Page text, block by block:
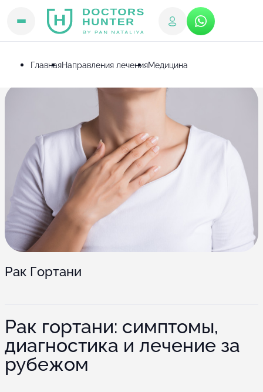
ГлавнаяНаправления леченияМедицина
Рак Гортани
Рак гортани: симптомы,
диагностика и лечение за
рубежом